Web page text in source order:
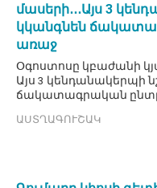
մասերի․․․Այս 3
կկանգնեն
առաջ
Օգոստոսը կբաժանի
Այս 3 կենդանակերպի
ճակատագրական
ԱՍՏՂԱԳՈՒՇԱԿ